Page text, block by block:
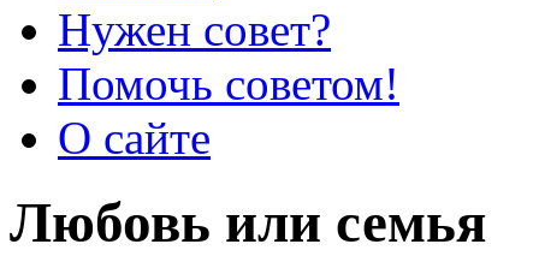
Нужен совет?
Помочь советом!
О сайте
Любовь или семья